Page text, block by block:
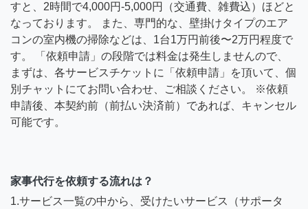
すと、2時間で4,000円-5,000円（交通費、雑費込）ほどと
なっております。 また、専門的な、壁掛けタイプのエア
コンの室内機の掃除などは、1台1万円前後〜2万円程度で
す。 「依頼申請」の段階では料金は発生しませんので、
まずは、各サービスチケットに「依頼申請」を頂いて、個
別チャットにてお問い合わせ、ご相談ください。 ※依頼
申請後、本契約前（前払い決済前）であれば、キャンセル
可能です。
家事代行を依頼する流れは？
1.サービス一覧の中から、受けたいサービス（サポータ